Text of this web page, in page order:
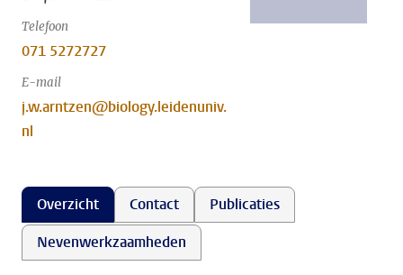
Telefoon
071 5272727
E-mail
j.w.arntzen@biology.leidenuniv.
nl
Overzicht Contact
Publicaties
Nevenwerkzaamheden